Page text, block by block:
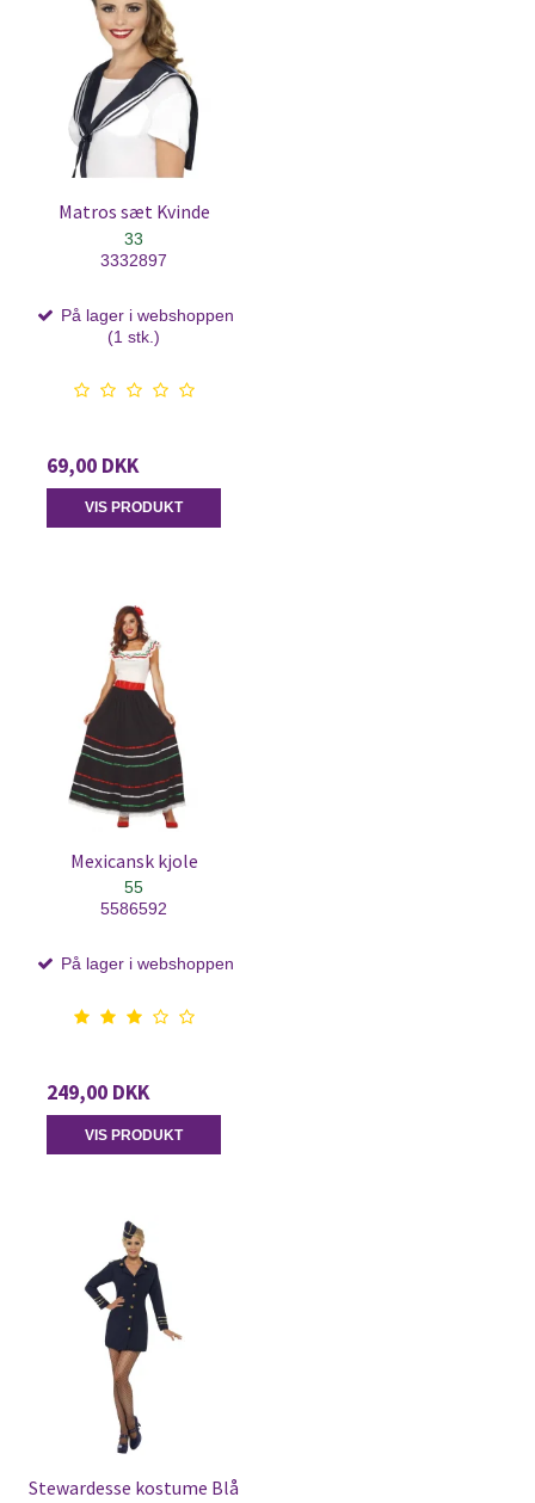
Matros sæt Kvinde
33
3332897
På lager i webshoppen
(1 stk.)
69,00 DKK
VIS PRODUKT
Mexicansk kjole
55
5586592
På lager i webshoppen
249,00 DKK
VIS PRODUKT
Stewardesse kostume Blå